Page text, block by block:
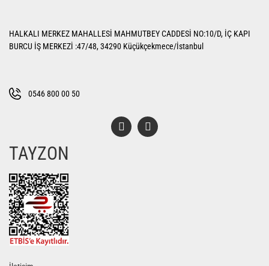
HALKALI MERKEZ MAHALLESİ MAHMUTBEY CADDESİ NO:10/D, İÇ KAPI
BURCU İŞ MERKEZİ :47/48, 34290 Küçükçekmece/İstanbul
0546 800 00 50
TAYZON